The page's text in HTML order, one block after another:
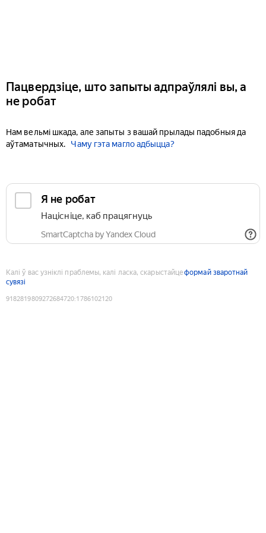
Пацвердзіце, што запыты адпраўлялі вы, а
не робат
Нам вельмі шкада, але запыты з вашай прылады падобныя да
аўтаматычных.
Чаму гэта магло адбыцца?
Я не робат
Націсніце, каб працягнуць
SmartCaptcha by Yandex Cloud
Калі ў вас узніклі праблемы, калі ласка, скарыстайцеформай зваротнай
сувязі
9182819809272684720:1786102120